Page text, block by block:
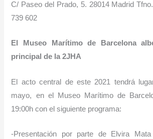
C/ Paseo del Prado, 5. 28014 Madrid
739 602
El Museo Marítimo de Barcelona
principal de la 2JHA
El acto central de este 2021 tendrá
mayo, en el Museo Marítimo de
19:00h con el siguiente programa:
-Presentación por parte de Elvira